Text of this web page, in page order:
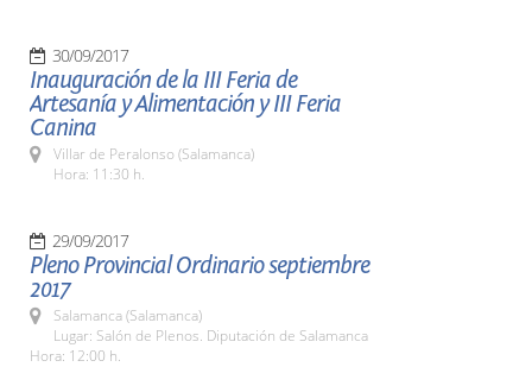
30/09/2017
Inauguración de la III Feria de
Artesanía y Alimentación y III Feria
Canina
Villar de Peralonso (Salamanca)
Hora: 11:30 h.
29/09/2017
Pleno Provincial Ordinario septiembre
2017
Salamanca (Salamanca)
Lugar: Salón de Plenos. Diputación de Salamanca
Hora: 12:00 h.